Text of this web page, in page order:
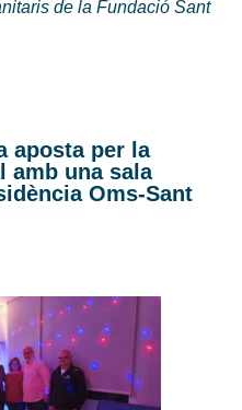
de la Fundació Sant
aposta per la
amb una sala
Oms-Sant